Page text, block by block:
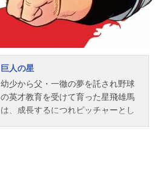
巨人の星
幼少から父・一徹の夢を託され野球
の英才教育を受けて育った星飛雄馬
は、成長するにつれピッチャーとし